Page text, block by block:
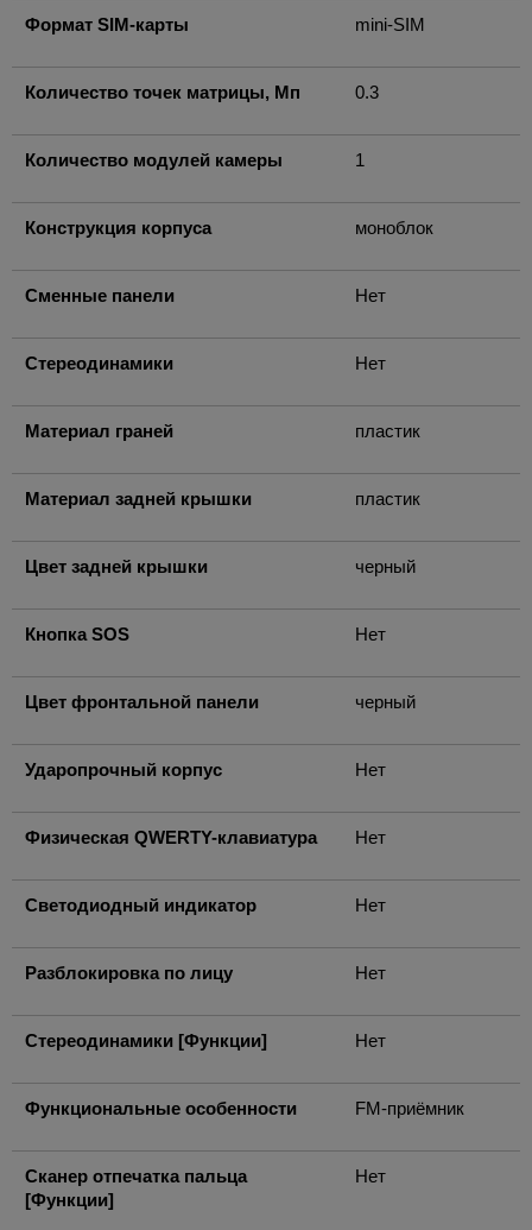
Формат SIM-карты mini-SIM
Количество точек матрицы, Мп 0.3
Количество модулей камеры 1
Конструкция корпуса моноблок
Сменные панели Нет
Стереодинамики Нет
Материал граней пластик
Материал задней крышки пластик
Цвет задней крышки черный
Кнопка SOS Нет
Цвет фронтальной панели черный
Ударопрочный корпус Нет
Физическая QWERTY-клавиатура Нет
Светодиодный индикатор Нет
Разблокировка по лицу Нет
Стереодинамики [Функции] Нет
Функциональные особенности FM-приёмник
Сканер отпечатка пальца
[Функции]
Нет